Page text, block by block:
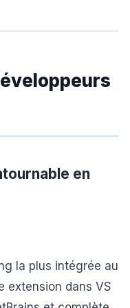
en
la plus intégrée au
extension dans VS